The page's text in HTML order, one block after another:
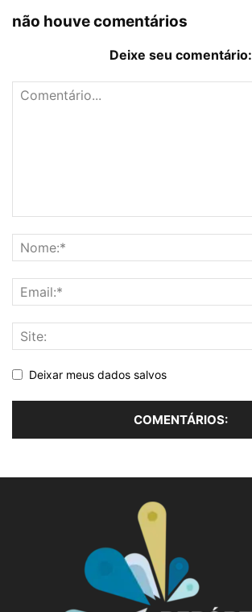
não houve comentários
Deixe seu comentário:
Deixar meus dados salvos